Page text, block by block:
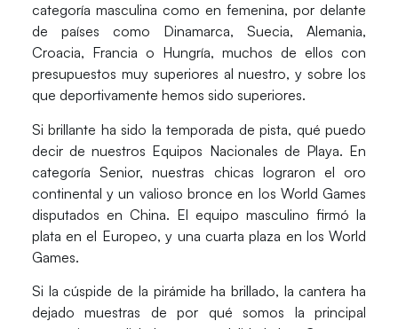
categoría masculina como enfemenina, por delante
de países como Dinamarca, Suecia, Alemania,
Croacia, Francia o Hungría, muchos de ellos con
presupuestos muy superiores al nuestro, y sobre los
que deportivamente hemos sido superiores.
Si brillante ha sido la temporada de pista, qué puedo
decir de nuestros Equipos Nacionales de Playa. En
categoría Senior, nuestras chicas lograron el oro
continental y un valioso bronce en los World Games
disputados en China. Elequipo masculino firmó la
plata en el Europeo, y una cuarta plaza en los World
Games.
Si la cúspide de la pirámide ha brillado, lacantera ha
dejado muestras de por qué somos la principal